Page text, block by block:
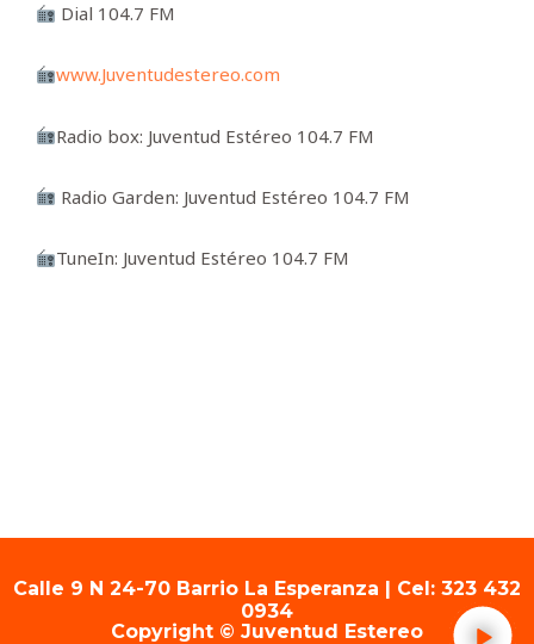
Dial 104.7 FM
www.Juventudestereo.com
Radio box: Juventud Estéreo 104.7 FM
Radio Garden: Juventud Estéreo 104.7 FM
TuneIn: Juventud Estéreo 104.7 FM
Calle 9 N 24-70 Barrio La Esperanza | Cel: 323 432
0934
Copyright © Juventud Estereo